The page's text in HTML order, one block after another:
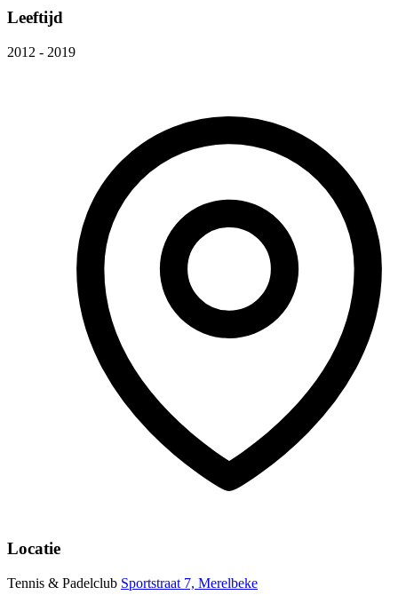
Leeftijd
2012 - 2019
Locatie
Tennis & Padelclub Sportstraat 7, Merelbeke